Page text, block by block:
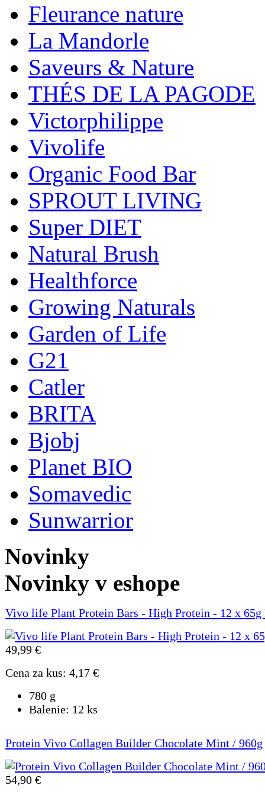
Fleurance nature
La Mandorle
Saveurs & Nature
THÉS DE LA PAGODE
Victorphilippe
Vivolife
Organic Food Bar
SPROUT LIVING
Super DIET
Natural Brush
Healthforce
Growing Naturals
Garden of Life
G21
Catler
BRITA
Bjobj
Planet BIO
Somavedic
Sunwarrior
Novinky
Novinky v eshope
Vivo life Plant Protein Bars - High Protein - 12 x 65g
49,99 €
Cena za kus: 4,17 €
780 g
Balenie: 12 ks
Protein Vivo Collagen Builder Chocolate Mint / 960g
54,90 €